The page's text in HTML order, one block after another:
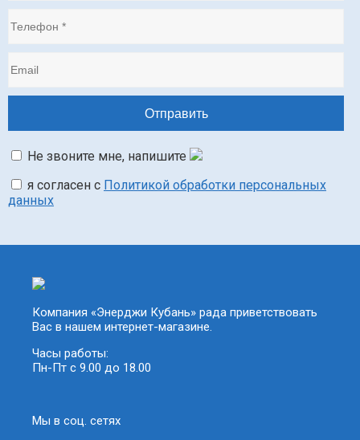
Не звоните мне, напишите
я согласен с Политикой обработки персональных
данных
Компания «Энерджи Кубань» рада приветствовать
Вас в нашем интернет-магазине.
Часы работы:
Пн-Пт с 9.00 до 18.00
Мы в соц. сетях